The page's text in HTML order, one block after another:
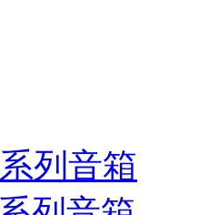
列音箱